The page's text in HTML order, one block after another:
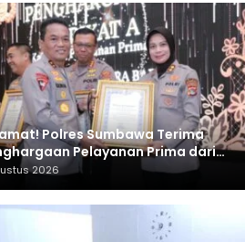
Polres Sumbawa Terima
Pelayanan Prima dari
2026